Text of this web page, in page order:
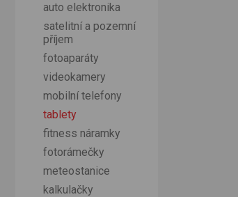
auto elektronika
satelitní a pozemní
příjem
fotoaparáty
videokamery
mobilní telefony
tablety
fitness náramky
fotorámečky
meteostanice
kalkulačky